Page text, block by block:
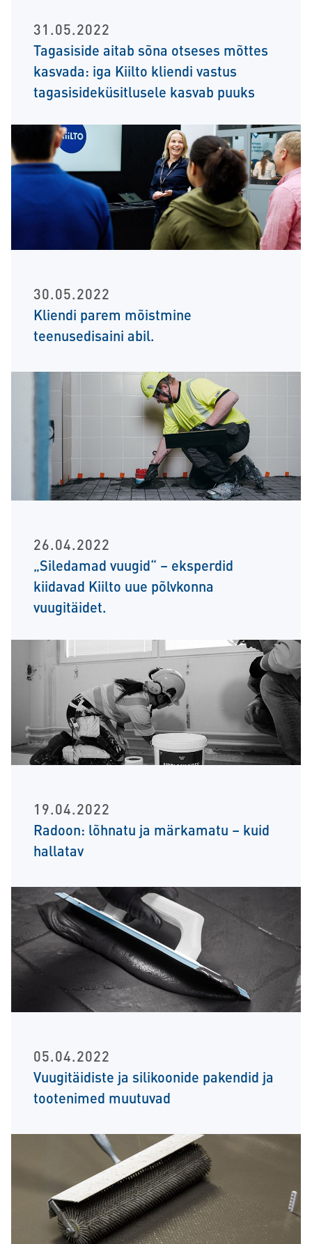
31.05.2022
Tagasiside aitab sõna otseses mõttes
kasvada: iga Kiilto kliendi vastus
tagasisideküsitlusele kasvab puuks
30.05.2022
Kliendi parem mõistmine
teenusedisaini abil.
26.04.2022
„Siledamad vuugid“ – eksperdid
kiidavad Kiilto uue põlvkonna
vuugitäidet.
19.04.2022
Radoon: lõhnatu ja märkamatu – kuid
hallatav
05.04.2022
Vuugitäidiste ja silikoonide pakendid ja
tootenimed muutuvad